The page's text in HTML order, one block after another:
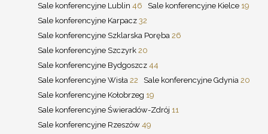
Sale konferencyjne Lublin 46 Sale konferencyjne Kielce 19
Sale konferencyjne Karpacz 32
Sale konferencyjne Szklarska Poręba 26
Sale konferencyjne Szczyrk 20
Sale konferencyjne Bydgoszcz 44
Sale konferencyjne Wisła 22 Sale konferencyjne Gdynia 20
Sale konferencyjne Kołobrzeg 19
Sale konferencyjne Świeradów-Zdrój 11
Sale konferencyjne Rzeszów 49